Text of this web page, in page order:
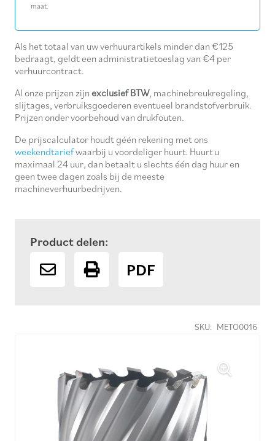
SKU: METO0016
maat.
Als het totaal van uw verhuurartikels minder dan €125
bedraagt, geldt een administratietoeslag van €4 per
verhuurcontract.
Al onze prijzen zijn exclusief BTW, machinebreukregeling,
slijtages, verbruiksgoederen eventueel brandstofverbruik.
Prijzen onder voorbehoud van drukfouten.
De prijscalculator houdt géén rekening met ons
weekendtariefwaarbij u voordeliger huurt. Huurt u
maximaal 24 uur, dan betaalt u slechts één dag huur en
geen twee dagen zoals bij de meeste
machineverhuurbedrijven.
Product delen:
PDF